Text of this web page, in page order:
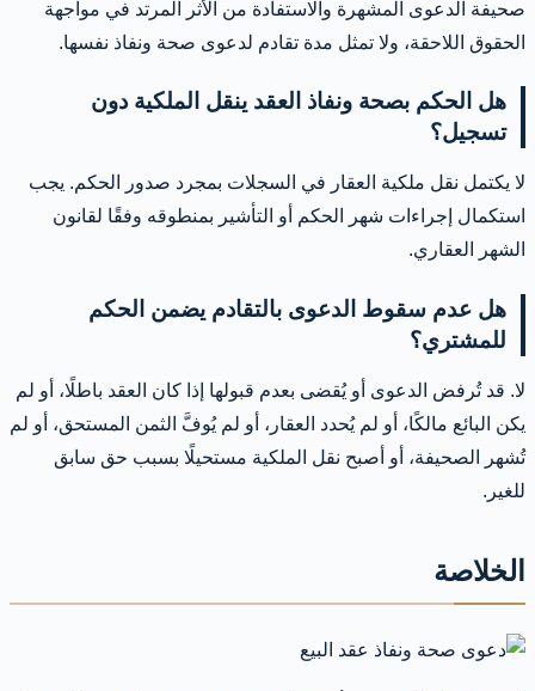
صحيفة الدعوى المشهرة والاستفادة من الأثر المرتد في مواجهة
الحقوق اللاحقة، ولا تمثل مدة تقادم لدعوى صحة ونفاذ نفسها.
هل الحكم بصحة ونفاذ العقد ينقل الملكية دون
تسجيل؟
لا يكتمل نقل ملكية العقار في السجلات بمجرد صدور الحكم. يجب
استكمال إجراءات شهر الحكم أو التأشير بمنطوقه وفقًا لقانون
الشهر العقاري.
هل عدم سقوط الدعوى بالتقادم يضمن الحكم
للمشتري؟
لا. قد تُرفض الدعوى أو يُقضى بعدم قبولها إذا كان العقد باطلًا، أو لم
يكن البائع مالكًا، أو لم يُحدد العقار، أو لم يُوفَّ الثمن المستحق، أو لم
تُشهر الصحيفة، أو أصبح نقل الملكية مستحيلًا بسبب حق سابق
للغير.
الخلاصة